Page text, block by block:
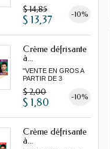
$ 14,85 -10%
$ 13,37
Crème défrisante
à...
"VENTE EN GROS A
PARTIR DE 3
$ 2,00 -10%
$ 1,80
Crème défrisante
à...